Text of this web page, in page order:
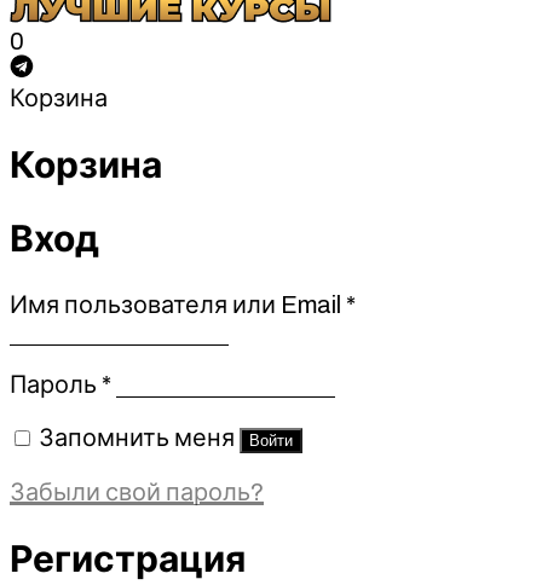
0
Корзина
Корзина
Вход
Имя пользователя или Email *Обязательно
Пароль *Обязательно
Запомнить меня Войти
Забыли свой пароль?
Регистрация